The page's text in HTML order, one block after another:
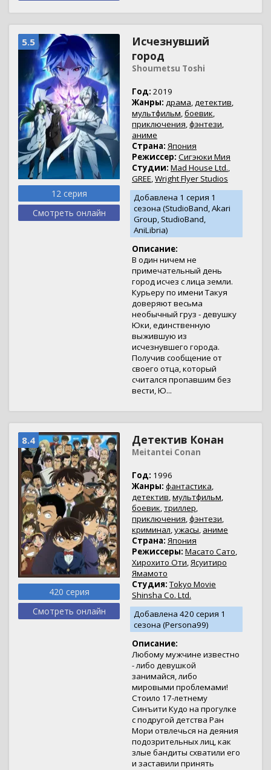
5.5
12 серия
Смотреть онлайн
Исчезнувший
город
Shoumetsu Toshi
Год: 2019
Жанры: драма,детектив,
мультфильм,боевик,
приключения,фэнтези,
аниме
Страна: Япония
Режиссер: Сигэюки Мия
Студии: Mad House Ltd.,
GREE,Wright Flyer Studios
Добавлена 1 серия 1
сезона (StudioBand, Akari
Group, StudioBand,
AniLibria)
Описание:
В один ничем не
примечательный день
город исчез с лица земли.
Курьеру по имени Такуя
доверяют весьма
необычный груз - девушку
Юки, единственную
выжившую из
исчезнувшего города.
Получив сообщение от
своего отца, который
считался пропавшим без
вести, Ю...
8.4
420 серия
Смотреть онлайн
Детектив Конан
Meitantei Conan
Год: 1996
Жанры: фантастика,
детектив,мультфильм,
боевик,триллер,
приключения,фэнтези,
криминал,ужасы, аниме
Страна: Япония
Режиссеры: Масато Сато,
Хирохито Оти,Ясуитиро
Ямамото
Студия: Tokyo Movie
Shinsha Co. Ltd.
Добавлена 420 серия 1
сезона (Persona99)
Описание:
Любому мужчине известно
- либо девушкой
занимайся, либо
мировыми проблемами!
Стоило 17-летнему
Синъити Кудо на прогулке
с подругой детства Ран
Мори отвлечься на деяния
подозрительных лиц, как
злые бандиты схватили его
и заставили принять